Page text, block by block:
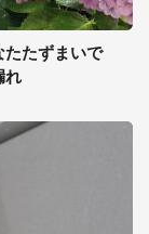
たずまいで
れ